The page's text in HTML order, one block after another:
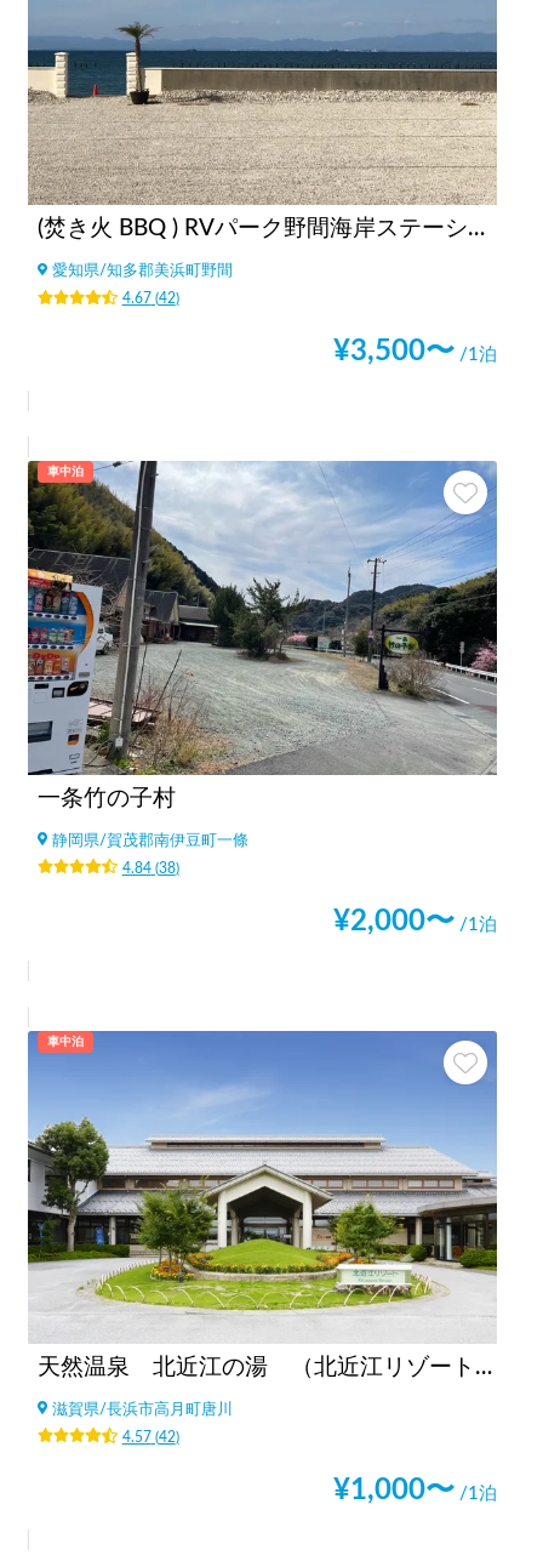
(焚き火 BBQ ) RVパーク野間海岸ステーション
愛知県/知多郡美浜町野間
4.67 (42)
¥3,500〜 /1泊
車中泊
一条竹の子村
静岡県/賀茂郡南伊豆町一條
4.84(38)
¥2,000〜 /1泊
車中泊
天然温泉 北近江の湯 （北近江リゾート）
滋賀県/長浜市高月町唐川
4.57(42)
¥1,000〜 /1泊